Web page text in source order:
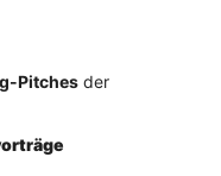
Pitches der